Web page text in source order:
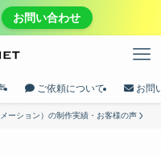
お問い合わせ
ご依頼について お問
ーション）の制作実績・お客様の声